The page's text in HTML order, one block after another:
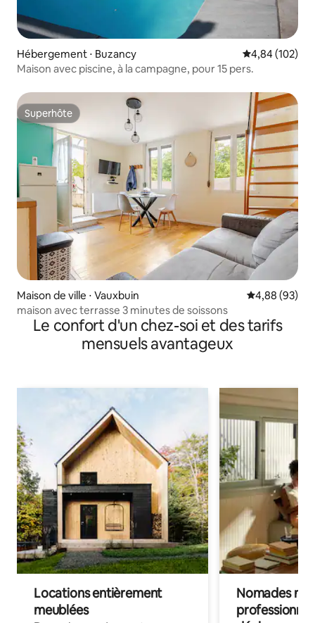
Hébergement ⋅ Buzancy Évaluation
4,84 (102)
Maison avec piscine, à la campagne, pour 15 pers.
Superhôte
Superhôte
Maison de ville ⋅ Vauxbuin Évaluation
4,88 (93)
maison avec terrasse 3 minutes de soissons
Le confort d'un chez-soi et des tarifs
mensuels avantageux
Locations entièrement
meublées
Nomades